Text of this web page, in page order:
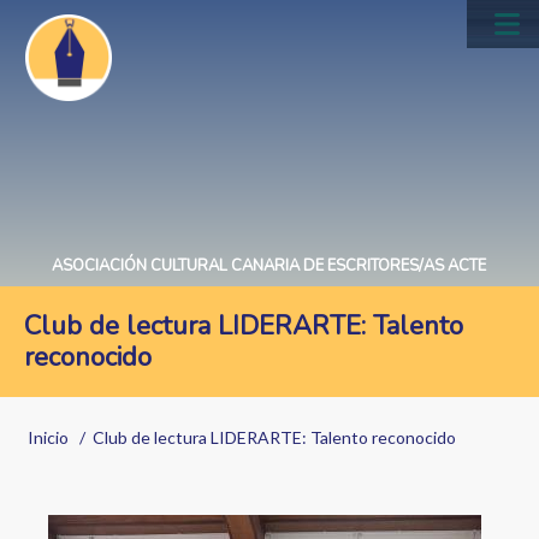
Pasar
contenido
principal
ASOCIACIÓN CULTURAL CANARIA DE ESCRITORES/AS ACTE
Club de lectura LIDERARTE: Talento
reconocido
Sobrescribir
de
Inicio Club de lectura LIDERARTE: Talento reconocido
Image